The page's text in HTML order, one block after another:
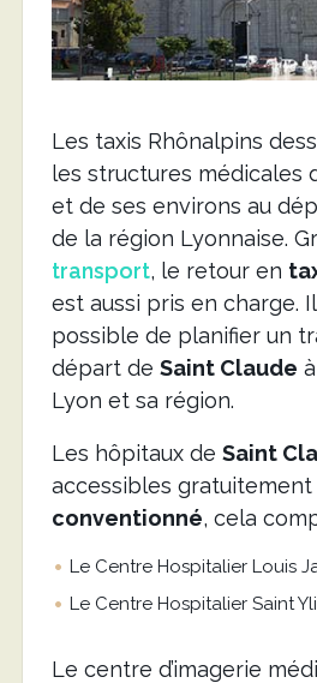
Les taxis Rhônalpins
les structures médicales
et de ses environs au
de la région Lyonnaise.
transport, le retour en
est aussi pris en charge.
possible de planifier un
départ de Saint Claude
Lyon et sa région.
Les hôpitaux de Saint
accessibles gratuitement
conventionné, cela
Le Centre Hospitalier Louis
Le Centre Hospitalier Saint
Le centre d’imagerie